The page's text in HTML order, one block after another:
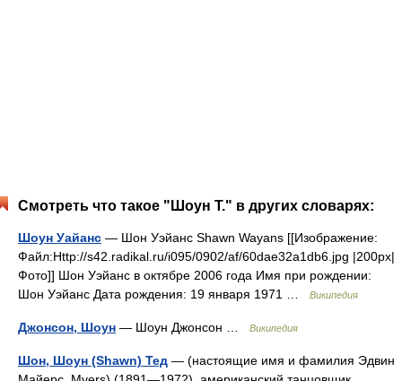
Смотреть что такое "Шоун Т." в других словарях:
Шоун Уайанс — Шон Уэйанс Shawn Wayans [[Изображение:
Файл:Http://s42.radikal.ru/i095/0902/af/60dae32a1db6.jpg |200px|
Фото]] Шон Уэйанс в октябре 2006 года Имя при рождении:
Шон Уэйанс Дата рождения: 19 января 1971 …
Википедия
Джонсон, Шоун — Шоун Джонсон … Википедия
Шон, Шоун (Shawn) Тед — (настоящие имя и фамилия Эдвин